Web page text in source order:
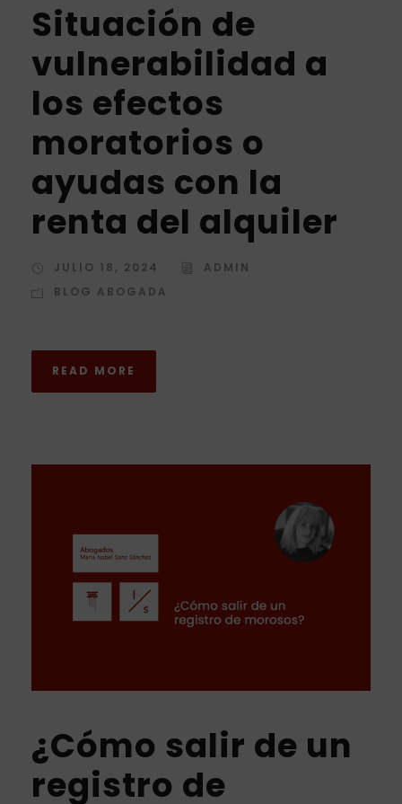
Situación de
vulnerabilidad a
los efectos
moratorios o
ayudas con la
renta del alquiler
JULIO 18, 2024
ADMIN
BLOG ABOGADA
READ MORE
¿Cómo salir de un
registro de